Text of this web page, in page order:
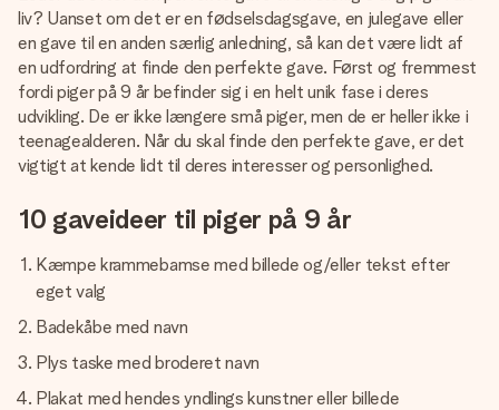
billede af dig eller en besked, der går lige i hendes hjerte.
Intet besvær men udelukkende en masse kærlighed i
øjeblikket.
liv? Uanset om det er en fødselsdagsgave, en julegave eller
en gave til en anden særlig anledning, så kan det være lidt af
en udfordring at finde den perfekte gave. Først og fremmest
fordi piger på 9 år befinder sig i en helt unik fase i deres
udvikling. De er ikke længere små piger, men de er heller ikke i
teenagealderen. Når du skal finde den perfekte gave, er det
vigtigt at kende lidt til deres interesser og personlighed.
10 gaveideer til piger på 9 år
Kæmpe krammebamse med billede og/eller tekst efter
eget valg
Badekåbe med navn
Plys taske med broderet navn
Plakat med hendes yndlings kunstner eller billede